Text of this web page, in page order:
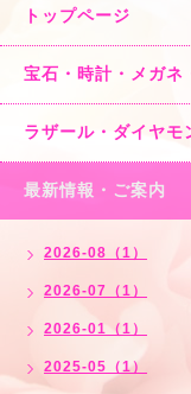
トップページ
宝石・時計・メ
ラザール・ダイヤモ
最新情報・ご案内
2026-08（1）
2026-07（1）
2026-01（1）
2025-05（1）